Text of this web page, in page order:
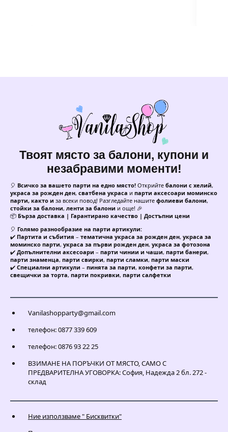
Твоят място за балони, купони и
незабравими моменти!
🎈 Всичко за вашето парти на едно място! Открийте балони с хелий,
украса за рожден ден, сватбена украса и парти аксесоари моминско
парти, както и за всеки повод! Разгледайте нашите фолиеви балони,
стойки за балони, ленти за балони и още! 🎉
📦 Бърза доставка | Гарантирано качество | Достъпни цени
🎈 Голямо разнообразие на парти артикули:
✔️ Партита и събития – тематична украса за рожден ден, украса за
моминско парти, украса за първи рожден ден, украса за фотозона
✔️ Допълнителни аксесоари – парти чинии и чаши, парти банери,
парти знаменца, парти свирки, парти сламки, парти маски
✔️ Специални артикули – пинята за парти, конфети за парти,
свещички за торта, парти покривки, парти салфетки
Vanilashopparty@gmail.com
телефон: 0877 339 609
телефон: 0876 93 22 25
ВЗИМАНЕ НА ПОРЪЧКИ ОТ МЯСТО, САМО С
ПРЕДВАРИТЕЛНА УГОВОРКА: София, Надежда 2 бл. 272 -
склад
Ние използваме " Бисквитки"